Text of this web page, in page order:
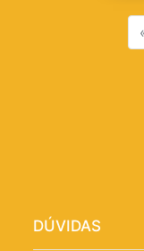
DÚVIDAS